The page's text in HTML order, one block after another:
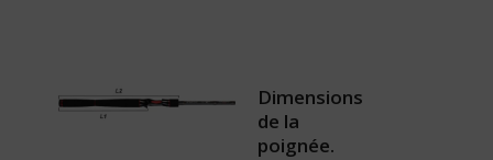
Dimensions
de la
poignée.